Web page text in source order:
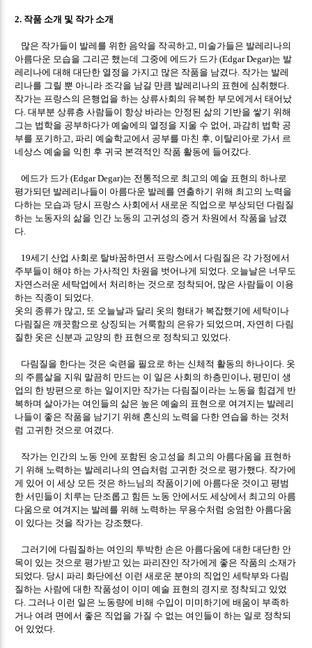
2. 작품 소개 및 작가 소개
많은 작가들이 발레를 위한 음악을 작곡하고, 미술가들은 발레리나의
아름다운 모습을 그리곤 했는데 그중에 에드가 드가(Edgar Degar)는 발
레리나에 대해 대단한 열정을 가지고 많은 작품을 남겼다. 작가는 발레
리나를 그릴 뿐 아니라 조각을 남길 만큼 발레리나의 표현에 심취했다.
작가는 프랑스의 은행업을 하는 상류사회의 유복한 부모에게서 태어났
다.대부분 상류층 사람들이 항상 바라는 안정된 삶의 기반을 쌓기 위해
그는 법학을 공부하다가 예술에의 열정을 지울 수 없어,과감히 법학 공
부를 포기하고,파리 예술학교에서 공부를 마친 후, 이탈리아로 가서 르
네상스 예술을 익힌 후 귀국 본격적인 작품 활동에 들어갔다.
에드가 드가(Edgar Degar)는 전통적으로 최고의 예술 표현의 하나로
평가되던 발레리나들이 아름다운 발레를 연출하기 위해 최고의 노력을
다하는 모습과 당시 프랑스 사회에서 새로운 직업으로 부상되던 다림질
하는 노동자의 삶을 인간 노동의 고귀성의 증거 차원에서 작품을 남겼
다.
19세기 산업 사회로 탈바꿈하면서 프랑스에서 다림질은 각 가정에서
주부들이 해야 하는 가사적인 차원을 벗어나게 되었다. 오늘날은 너무도
자연스러운 세탁업에서 처리하는 것으로 정착되어, 많은 사람들이 이용
하는 직종이 되었다.
옷의 종류가 많고, 또 오늘날과 달리 옷의 형태가 복잡했기에 세탁이나
다림질은 깨끗함으로 상징되는 거룩함의 은유가 되었으며,자연히 다림
질한 옷은 신분과 교양의 한 표현으로 정착되고 있었다.
다림질을 한다는 것은 숙련을 필요로 하는 신체적 활동의 하나이다. 옷
의 주름살을 지워 말끔히 만드는 이 일은 사회의 하층민이나,평민이 생
업의 한 방편으로 하는 일이지만 작가는 다림질이라는 노동을 힘겹게 반
복하며 살아가는 여인들의 삶은 높은 예술의 표현으로 여겨지는 발레리
나들이 좋은 작품을 남기기 위해 혼신의 노력을 다한 연습을 하는 것처
럼 고귀한 것으로 여겼다.
작가는 인간의 노동 안에 포함된 숭고성을 최고의 아름다움을 표현하
기 위해 노력하는 발레리나의 연습처럼 고귀한 것으로 평가했다. 작가에
게 있어 이 세상 모든 것은 하느님의 작품이기에 아름다운 것이고 평범
한 서민들이 치루는 단조롭고 힘든 노동 안에서도 세상에서 최고의 아름
다움으로 여겨지는 발레를 위해 노력하는 무용수처럼 숭엄한 아름다움
이 있다는 것을 작가는 강조했다.
그러기에 다림질하는 여인의 투박한 손은 아름다움에 대한 대단한 안
목이 있는 것으로 평가받고 있는 파리쟌인 작가에게 좋은 작품의 소재가
되었다. 당시 파리 화단에선 이런 새로운 분야의 직업인 세탁부와 다림
질하는 사람에 대한 작품성이 이미 예술 표현의 경지로 정착되고 있었
다. 그러나 이런 일은 노동량에 비해 수입이 미미하기에 배움이 부족하
거나 여려 면에서 좋은 직업을 가질 수 없는 여인들이 하는 일로 정착되
어 있었다.